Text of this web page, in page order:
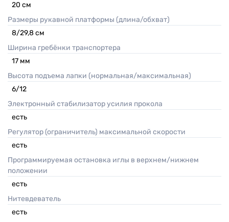
20 см
Размеры рукавной платформы (длина/обхват)
8/29,8 см
Ширина гребёнки транспортера
17 мм
Высота подъема лапки (нормальная/максимальная)
6/12
Электронный стабилизатор усилия прокола
есть
Регулятор (ограничитель) максимальной скорости
есть
Программируемая остановка иглы в верхнем/нижнем
положении
есть
Нитевдеватель
есть